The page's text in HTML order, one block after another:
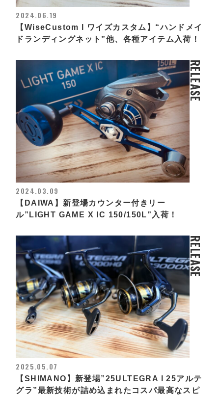
2024.06.19
【WiseCustom l ワイズカスタム】“ハンドメイ
ドランディングネット”他、各種アイテム入荷！
RELEASE
2024.03.09
【DAIWA】新登場カウンター付きリー
ル”LIGHT GAME X IC 150/150L”入荷！
RELEASE
2025.05.07
【SHIMANO】新登場”25ULTEGRA l 25アルテ
グラ”最新技術が詰め込まれたコスパ最高なスピ